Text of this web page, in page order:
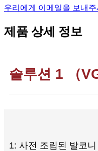
우리에게 이메일을 보내주
제품 상세 정보
솔루션 1 （
1: 사전 조립된 발코